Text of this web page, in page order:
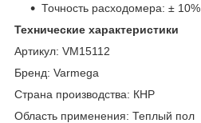
Точность расходомера: ± 10%
Технические характеристики
Артикул: VM15112
Бренд: Varmega
Страна производства: КНР
Область применения: Теплый пол